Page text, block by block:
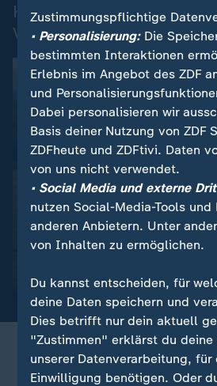
Kurznachrichten:
Videos
Greenwashing oder Klimaschutz:
Klimaversprechen beim
Fliegen
Video
Zustimmungspflichtige
• Personalisierung:Die
bestimmten Interaktionen
Erlebnis im Angebot des ZDF
und
Dabei personalisieren wir
Basis deiner Nutzung von ZDF
ZDFheute und ZDFtivi. Daten
von uns nicht verwendet.
• Social Media und externe
nutzen Social-Media-Tools und
anderen Anbietern. Unter
von Inhalten zu ermöglichen.
Du kannst entscheiden, für
deine Daten speichern und
Dies betrifft nur dein aktuell
"Zustimmen" erklärst du deine
unserer Datenverarbeitung, für
Einwilligung benötigen. Oder